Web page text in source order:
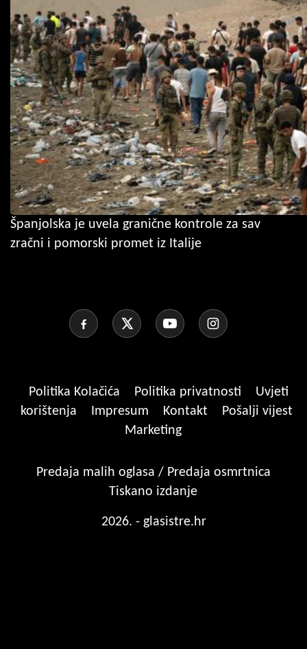
Španjolska je uvela granične kontrole za sav
zračni i pomorski promet iz Italije
Politika Kolačića Politika privatnosti
Uvjeti
korištenja
Impresum Kontakt
Pošalji vijest
Marketing
Predaja malih oglasa / Predaja osmrtnica
Tiskano izdanje
2026. - glasistre.hr